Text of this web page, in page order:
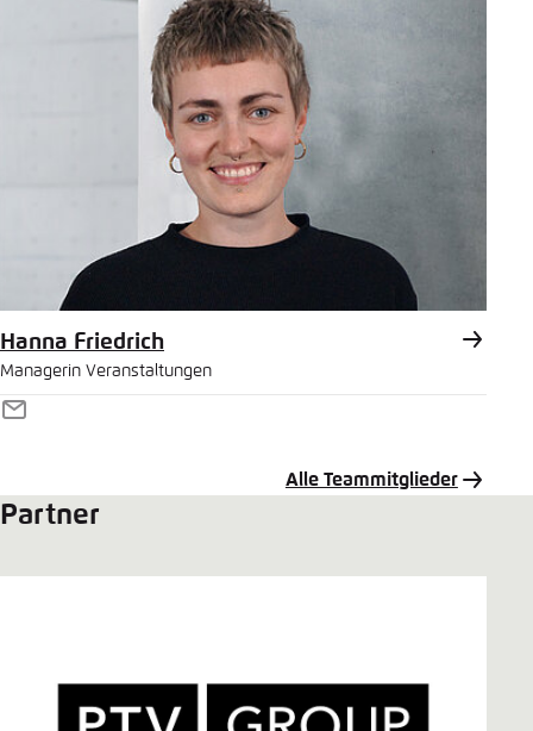
Hanna Friedrich
Managerin Veranstaltungen
E-
Alle Teammitglieder
Partner